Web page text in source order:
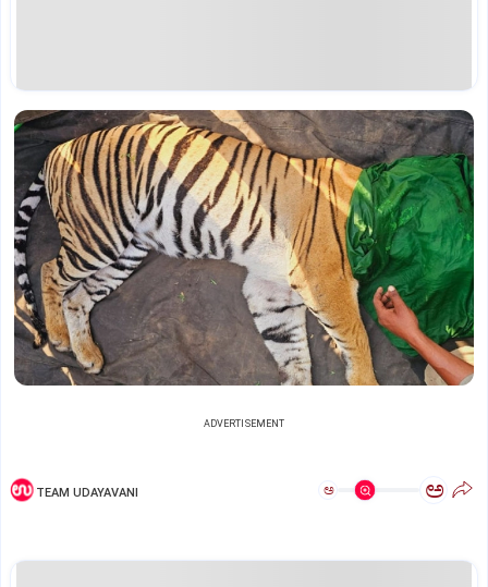
ADVERTISEMENT
TEAM UDAYAVANI ಅ ಅ